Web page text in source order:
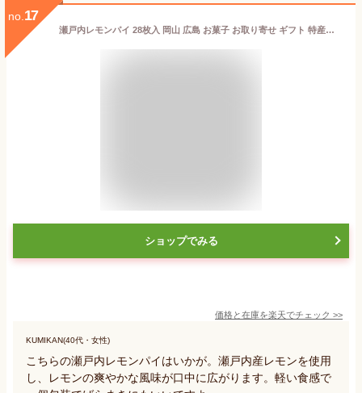
no. 17
瀬戸内レモンパイ 28枚入 岡山 広島 お菓子 お取り寄せ ギフト 特産品 岡山県 広島県 グルメ 岡山土産 広島土産 プレゼント お菓子 レモン 岡山特産品 サクサク パイ 瀬戸内産レモン使用 レモンパイ 枚数多い 洋菓子 帰省 手土産 個包装 卒業祝い 退職祝い ハロウィン
ショップでみる
価格と在庫を楽天でチェック >>
KUMIKAN(40代・女性)
こちらの瀬戸内レモンパイはいかが。瀬戸内産レモンを使用
し、レモンの爽やかな風味が口中に広がります。軽い食感で